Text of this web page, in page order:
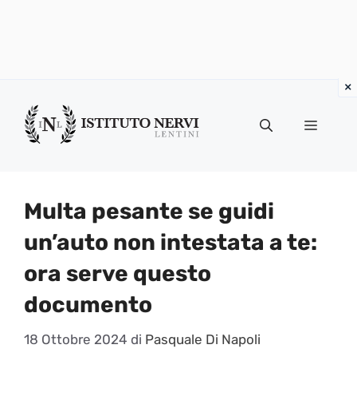
contenuto
Menu
Multa pesante se guidi
un’auto non intestata a te:
ora serve questo
documento
18 Ottobre 2024 di Pasquale Di Napoli